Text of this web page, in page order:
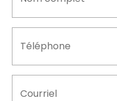
Téléphone(Nécessaire)
Courriel(Nécessaire)